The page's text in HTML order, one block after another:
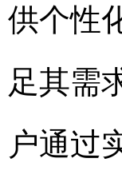
供个性
足其需
户通过